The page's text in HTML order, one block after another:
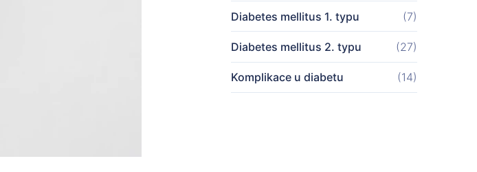
Diabetes mellitus 1. typu (7)
Diabetes mellitus 2. typu (27)
Komplikace u diabetu (14)